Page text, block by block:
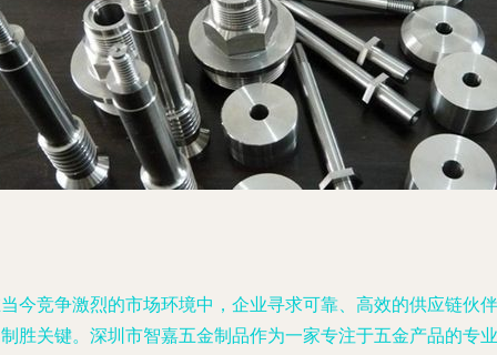
今竞争激烈的市场环境中，企业寻求可靠、高效的供应链伙伴
胜关键。深圳市智嘉五金制品作为一家专注于五金产品的专业